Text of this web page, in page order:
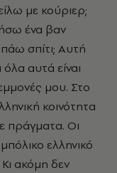
με κούριερ;
ένα βαν
σπίτι; Αυτή
αυτά είναι
μου. Στο
κοινότητα
πράγματα. Οι
ελληνικό
ακόμη δεν